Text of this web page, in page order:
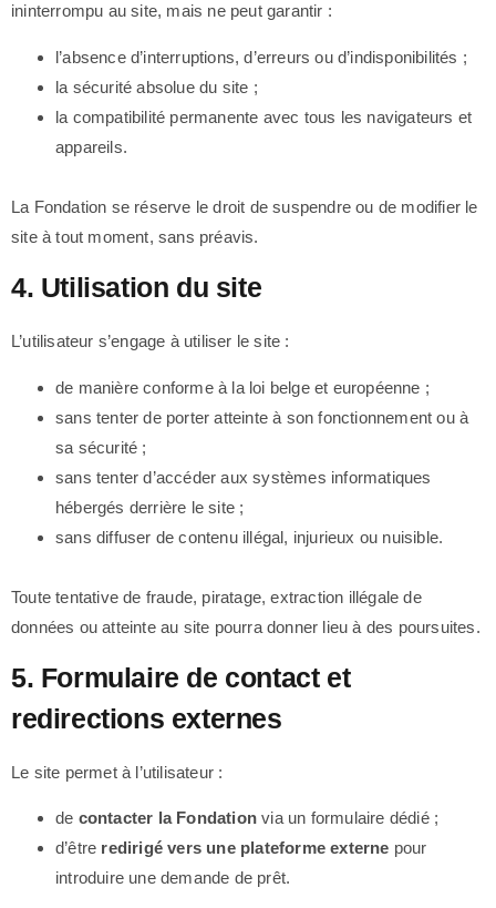
ininterrompu au site, mais ne peut garantir :
l’absence d’interruptions, d’erreurs ou d’indisponibilités ;
la sécurité absolue du site ;
la compatibilité permanente avec tous les navigateurs et
appareils.
La Fondation se réserve le droit de suspendre ou de modifier le
site à tout moment, sans préavis.
4. Utilisation du site
L’utilisateur s’engage à utiliser le site :
de manière conforme à la loi belge et européenne ;
sans tenter de porter atteinte à son fonctionnement ou à
sa sécurité ;
sans tenter d’accéder aux systèmes informatiques
hébergés derrière le site ;
sans diffuser de contenu illégal, injurieux ou nuisible.
Toute tentative de fraude, piratage, extraction illégale de
données ou atteinte au site pourra donner lieu à des poursuites.
5. Formulaire de contact et
redirections externes
Le site permet à l’utilisateur :
de contacter la Fondation via un formulaire dédié ;
d’être redirigé vers une plateforme externe pour
introduire une demande de prêt.